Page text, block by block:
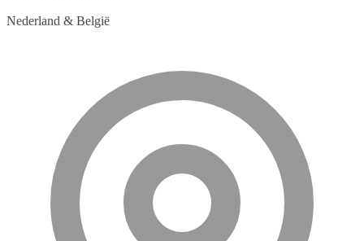
Nederland & België